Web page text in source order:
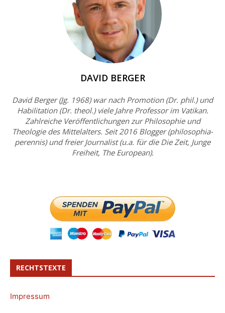
DAVID BERGER
David Berger (Jg. 1968) war nach Promotion (Dr. phil.) und
Habilitation (Dr. theol.) viele Jahre Professor im Vatikan.
Zahlreiche Veröffentlichungen zur Philosophie und
Theologie des Mittelalters. Seit 2016 Blogger (philosophia-
perennis) und freier Journalist (u.a. für die Die Zeit, Junge
Freiheit, The European).
RECHTSTEXTE
Impressum